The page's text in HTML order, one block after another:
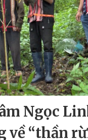
Ngọc
về “thần